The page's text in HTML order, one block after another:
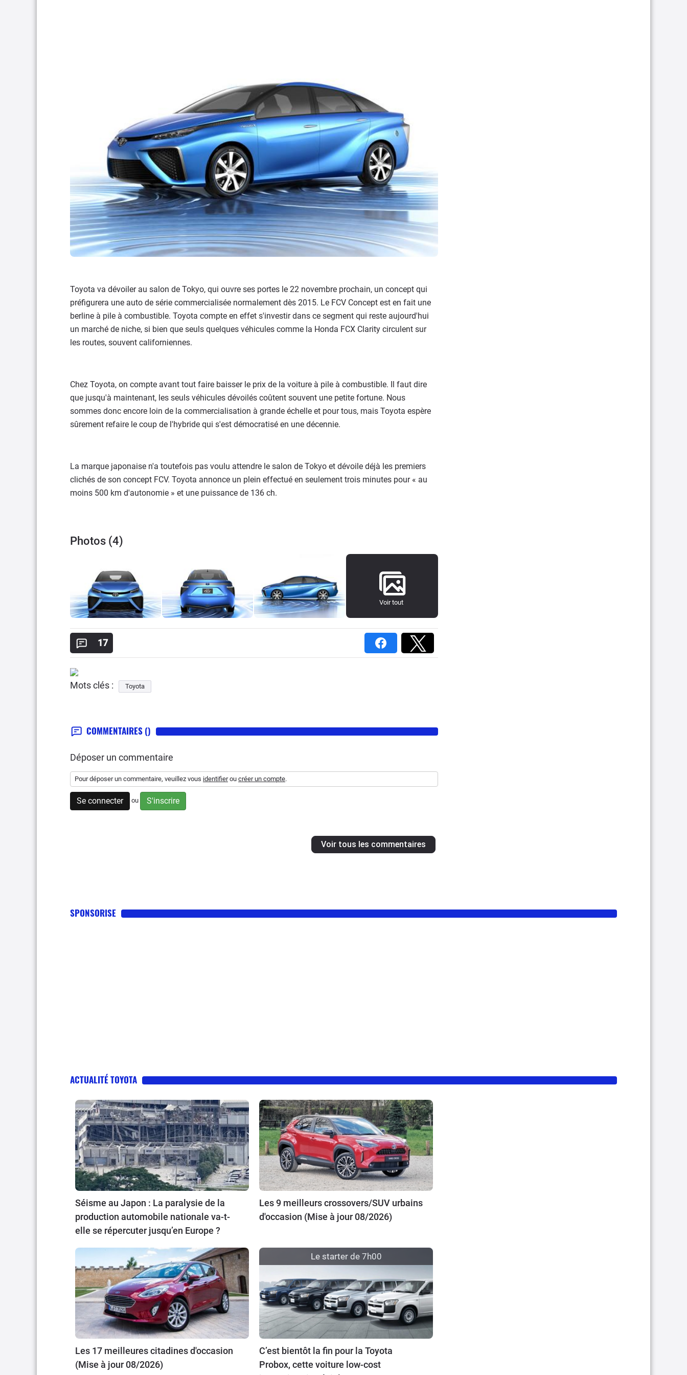
Toyota va dévoiler au salon de Tokyo, qui ouvre ses portes le 22 novembre prochain, un concept qui
préfigurera une auto de série commercialisée normalement dès 2015. Le FCV Concept est en fait une
berline à pile à combustible. Toyota compte en effet s'investir dans ce segment qui reste aujourd'hui
un marché de niche, si bien que seuls quelques véhicules comme la Honda FCX Clarity circulent sur
les routes, souvent californiennes.
Chez Toyota, on compte avant tout faire baisser le prix de la voiture à pile à combustible. Il faut dire
que jusqu'à maintenant, les seuls véhicules dévoilés coûtent souvent une petite fortune. Nous
sommes donc encore loin de la commercialisation à grande échelle et pour tous, mais Toyota espère
sûrement refaire le coup de l'hybride qui s'est démocratisé en une décennie.
La marque japonaise n'a toutefois pas voulu attendre le salon de Tokyo et dévoile déjà les premiers
clichés de son concept FCV. Toyota annonce un plein effectué en seulement trois minutes pour « au
moins 500 km d'autonomie » et une puissance de 136 ch.
Photos (4)
Voir tout
17
Mots clés : Toyota
COMMENTAIRES ()
Déposer un commentaire
Pour déposer un commentaire, veuillez vous identifierou créer un compte.
Se connecter ou S'inscrire
Voir tous les commentaires
SPONSORISE
ACTUALITÉ TOYOTA
Séisme au Japon : La paralysie de la
production automobile nationale va-t-
elle se répercuter jusqu’en Europe ?
Les 9 meilleurs crossovers/SUV urbains
d'occasion (Mise à jour 08/2026)
Les 17 meilleures citadines d'occasion
(Mise à jour 08/2026)
Le starter de 7h00
C’est bientôt la fin pour la Toyota
Probox, cette voiture low-cost